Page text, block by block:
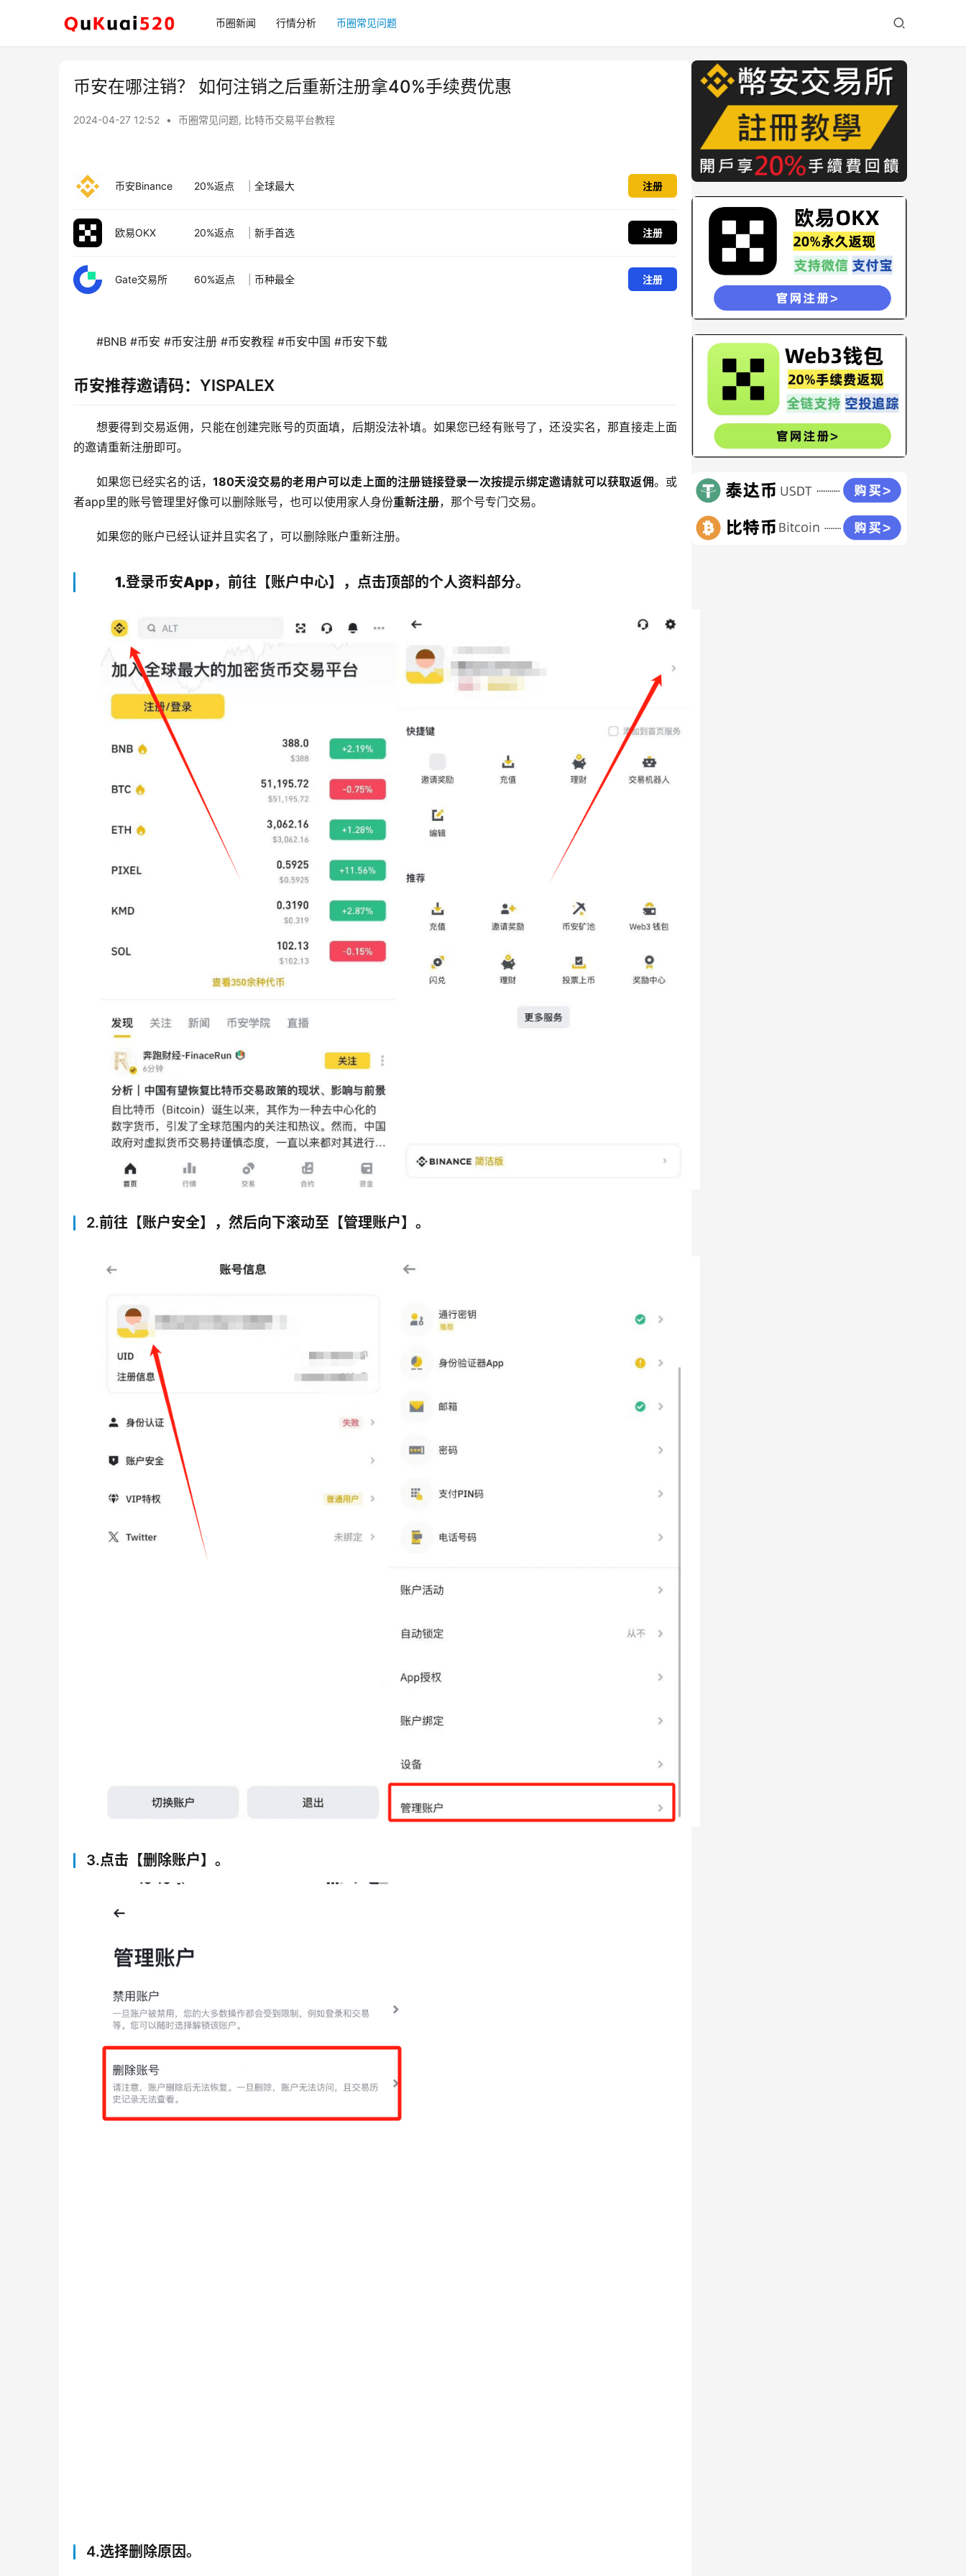
币圈新闻 行情分析 币圈常见问题
币安在哪注销？ 如何注销之后重新注册拿40%手续费优惠
2024-04-27 12:52 • 币圈常见问题, 比特币交易平台教程
币安Binance 20%返点 全球最大 注册
欧易OKX 20%返点 新手首选 注册
Gate交易所 60%返点 币种最全 注册
#BNB #币安 #币安注册 #币安教程 #币安中国 #币安下载
币安推荐邀请码：YISPALEX
想要得到交易返佣，只能在创建完账号的页面填，后期没法补填。如果您已经有账号了，还没实名，那直接走上面
的邀请重新注册即可。
如果您已经实名的话，180天没交易的老用户可以走上面的注册链接登录一次按提示绑定邀请就可以获取返佣。或
者app里的账号管理里好像可以删除账号，也可以使用家人身份重新注册，那个号专门交易。
如果您的账户已经认证并且实名了，可以删除账户重新注册。
1.登录币安App，前往【账户中心】，点击顶部的个人资料部分。
2.前往【账户安全】，然后向下滚动至【管理账户】。
3.点击【删除账户】。
4.选择删除原因。